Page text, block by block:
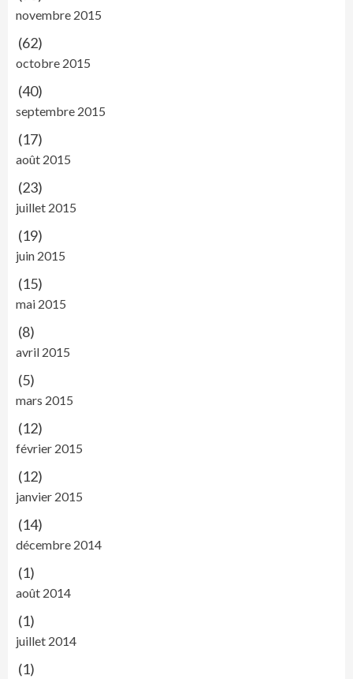
novembre 2015
(62)
octobre 2015
(40)
septembre 2015
(17)
août 2015
(23)
juillet 2015
(19)
juin 2015
(15)
mai 2015
(8)
avril 2015
(5)
mars 2015
(12)
février 2015
(12)
janvier 2015
(14)
décembre 2014
(1)
août 2014
(1)
juillet 2014
(1)